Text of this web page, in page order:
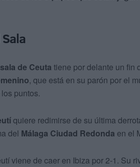
de Ceuta tiene por delante un fin
, que está en su parón por el
puntos.
quiere redimirse de su última
del Málaga Ciudad Redonda en el
viene de caer en Ibiza por 2-1. Su